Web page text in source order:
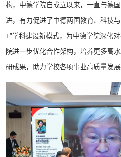
构，中德学院自成立以来，一直与德
进，有力促进了中德两国教育、科技
+”学科建设新模式，为中德学院深化
院进一步优化合作架构，培养更多高
研成果，助力学校各项事业高质量发展